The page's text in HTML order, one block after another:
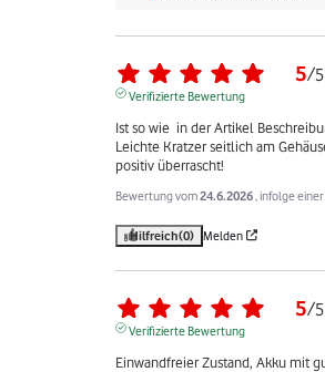
5/5
Verifizierte Bewertung
Ist so wie  in der Artikel
Leichte Kratzer seitlich am
positiv überrascht!
Bewertung vom24.6.2026 , infolge
Hilfreich(0) Melden
5/5
Verifizierte Bewertung
Einwandfreier Zustand, Akku mit